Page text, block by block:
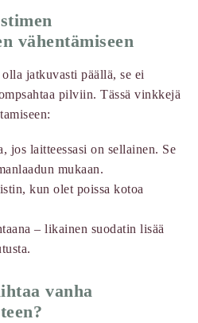
vähentämiseen
jatkuvasti päällä, se ei
pilviin. Tässä vinkkejä
jos laitteessasi on sellainen. Se
mukaan.
kun olet poissa kotoa
– likainen suodatin lisää
vanha